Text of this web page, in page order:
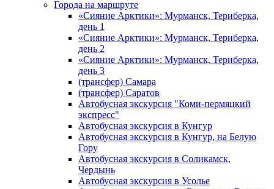
Города на маршруте
«Сияние Арктики»: Мурманск, Териберка,
день 1
«Сияние Арктики»: Мурманск, Териберка,
день 2
«Сияние Арктики»: Мурманск, Териберка,
день 3
(трансфер) Самара
(трансфер) Саратов
Автобусная экскурсия "Коми-пермяцкий
экспресс"
Автобусная экскурсия в Кунгур
Автобусная экскурсия в Кунгур, на Белую
Гору
Автобусная экскурсия в Соликамск,
Чердынь
Автобусная экскурсия в Усолье